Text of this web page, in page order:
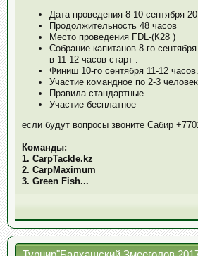
Дата проведения 8-10 сентября
Продолжительность 48 часов
Место проведения FDL-(К28 )
Собрание капитанов 8-го
в 11-12 часов старт .
Финиш 10-го сентября 11-12 часов.
Участие командное по 2-3
Правила стандартные
Участие бесплатное
если будут вопросы звоните Сабир
Команды:
1. CarpTackle.kz
2. CarpMaximum
3. Green Fish...